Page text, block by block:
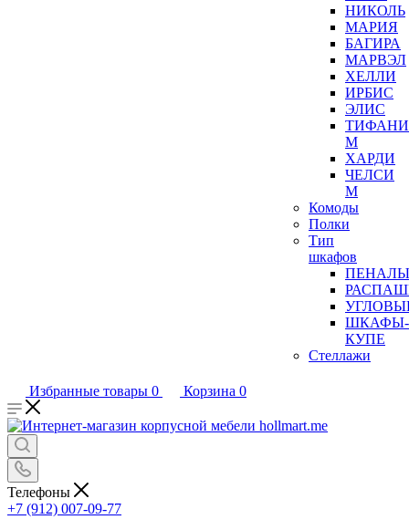
НИКОЛЬ
МАРИЯ
БАГИРА
МАРВЭЛ
ХЕЛЛИ
ИРБИС
ЭЛИС
ТИФАНИ
М
ХАРДИ
ЧЕЛСИ
М
Комоды
Полки
Тип
шкафов
ПЕНАЛЫ
ШКАФЫ-
КУПЕ
Стеллажи
Избранные товары 0 Корзина 0
Телефоны
+7 (912) 007-09-77